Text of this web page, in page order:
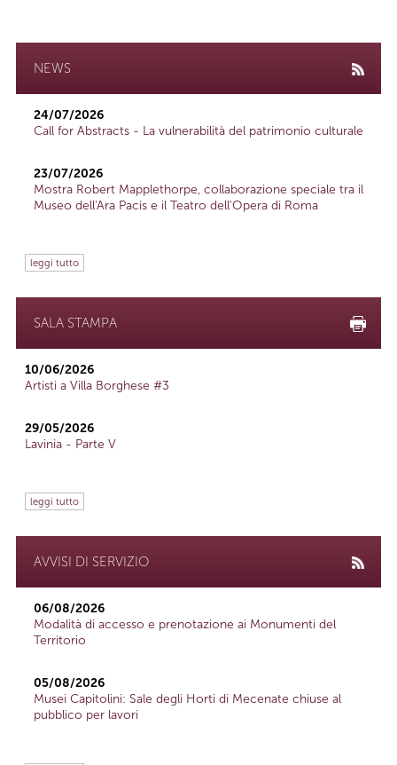
NEWS
24/07/2026
Call for Abstracts - La vulnerabilità del patrimonio culturale
23/07/2026
Mostra Robert Mapplethorpe, collaborazione speciale tra il
Museo dell'Ara Pacis e il Teatro dell'Opera di Roma
leggi tutto
SALA STAMPA
10/06/2026
Artisti a Villa Borghese #3
29/05/2026
Lavinia - Parte V
leggi tutto
AVVISI DI SERVIZIO
06/08/2026
Modalità di accesso e prenotazione ai Monumenti del
Territorio
05/08/2026
Musei Capitolini: Sale degli Horti di Mecenate chiuse al
pubblico per lavori